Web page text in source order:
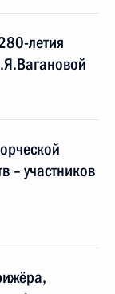
летия
– участников